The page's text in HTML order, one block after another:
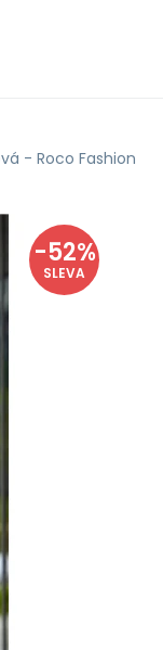
- Roco Fashion
-52%
SLEVA